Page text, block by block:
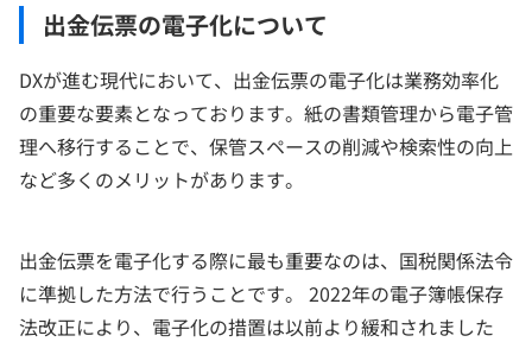
出金伝票の電子化について
DXが進む現代において、出金伝票の電子化は業務効率化
の重要な要素となっております。紙の書類管理から電子管
理へ移行することで、保管スペースの削減や検索性の向上
など多くのメリットがあります。
出金伝票を電子化する際に最も重要なのは、国税関係法令
に準拠した方法で行うことです。 2022年の電子簿帳保存
法改正により、電子化の措置は以前より緩和されました